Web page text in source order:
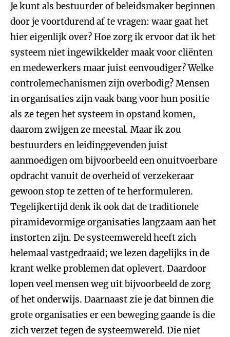
Je kunt als bestuurder of beleidsmaker beginnen
door je voortdurend af te vragen: waar gaat het
hier eigenlijk over? Hoe zorg ik ervoor dat ik het
systeem niet ingewikkelder maak voor cliënten
en medewerkers maar juist eenvoudiger? Welke
controlemechanismen zijn overbodig? Mensen
in organisaties zijn vaak bang voor hun positie
als ze tegen het systeem in opstand komen,
daarom zwijgen ze meestal. Maar ik zou
bestuurders en leidinggevenden juist
aanmoedigen om bijvoorbeeld een onuitvoerbare
opdracht vanuit de overheid of verzekeraar
gewoon stop te zetten of te herformuleren.
Tegelijkertijd denk ik ook dat de traditionele
piramidevormige organisaties langzaam aan het
instorten zijn. De systeemwereld heeft zich
helemaal vastgedraaid; we lezen dagelijks in de
krant welke problemen dat oplevert. Daardoor
lopen veel mensen weg uit bijvoorbeeld de zorg
of het onderwijs. Daarnaast zie je dat binnen die
grote organisaties er een beweging gaande is die
zich verzet tegen de systeemwereld. Die niet